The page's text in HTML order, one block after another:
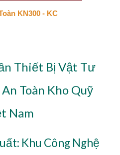
KN300 - KC
Thiết Bị Vật Tư
Toàn Kho Quỹ
Nam
Khu Công Nghệ